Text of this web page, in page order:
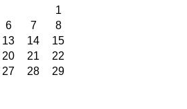
1
6 7
8
13 14
15
20 21
22
27 28
29